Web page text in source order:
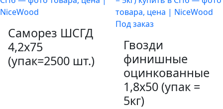
Саморез ШСГД
4,2х75
(упак=2500 шт.)
Под заказ
Гвозди
финишные
оцинкованные
1,8х50 (упак =
5кг)